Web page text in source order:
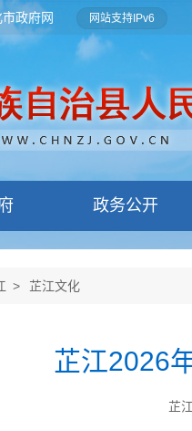
政府网 网站支持IPv6
政务公开
> 芷江文化
芷江2026
芷